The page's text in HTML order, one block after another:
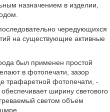
назначением в изделии,
чередующихся
на существующие активные
был применен простой
в фотопечати, зазор
трафаретной фотопечати, -
ширину светового
светом объем